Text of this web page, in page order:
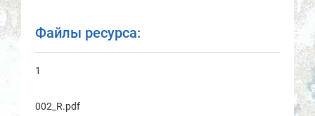
Файлы ресурса:
1
002_R.pdf